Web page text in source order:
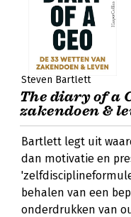
Steven Bartlett
The diary of a
zakendoen &
Bartlett legt uit
dan motivatie en
behalen van een
onderdrukken van